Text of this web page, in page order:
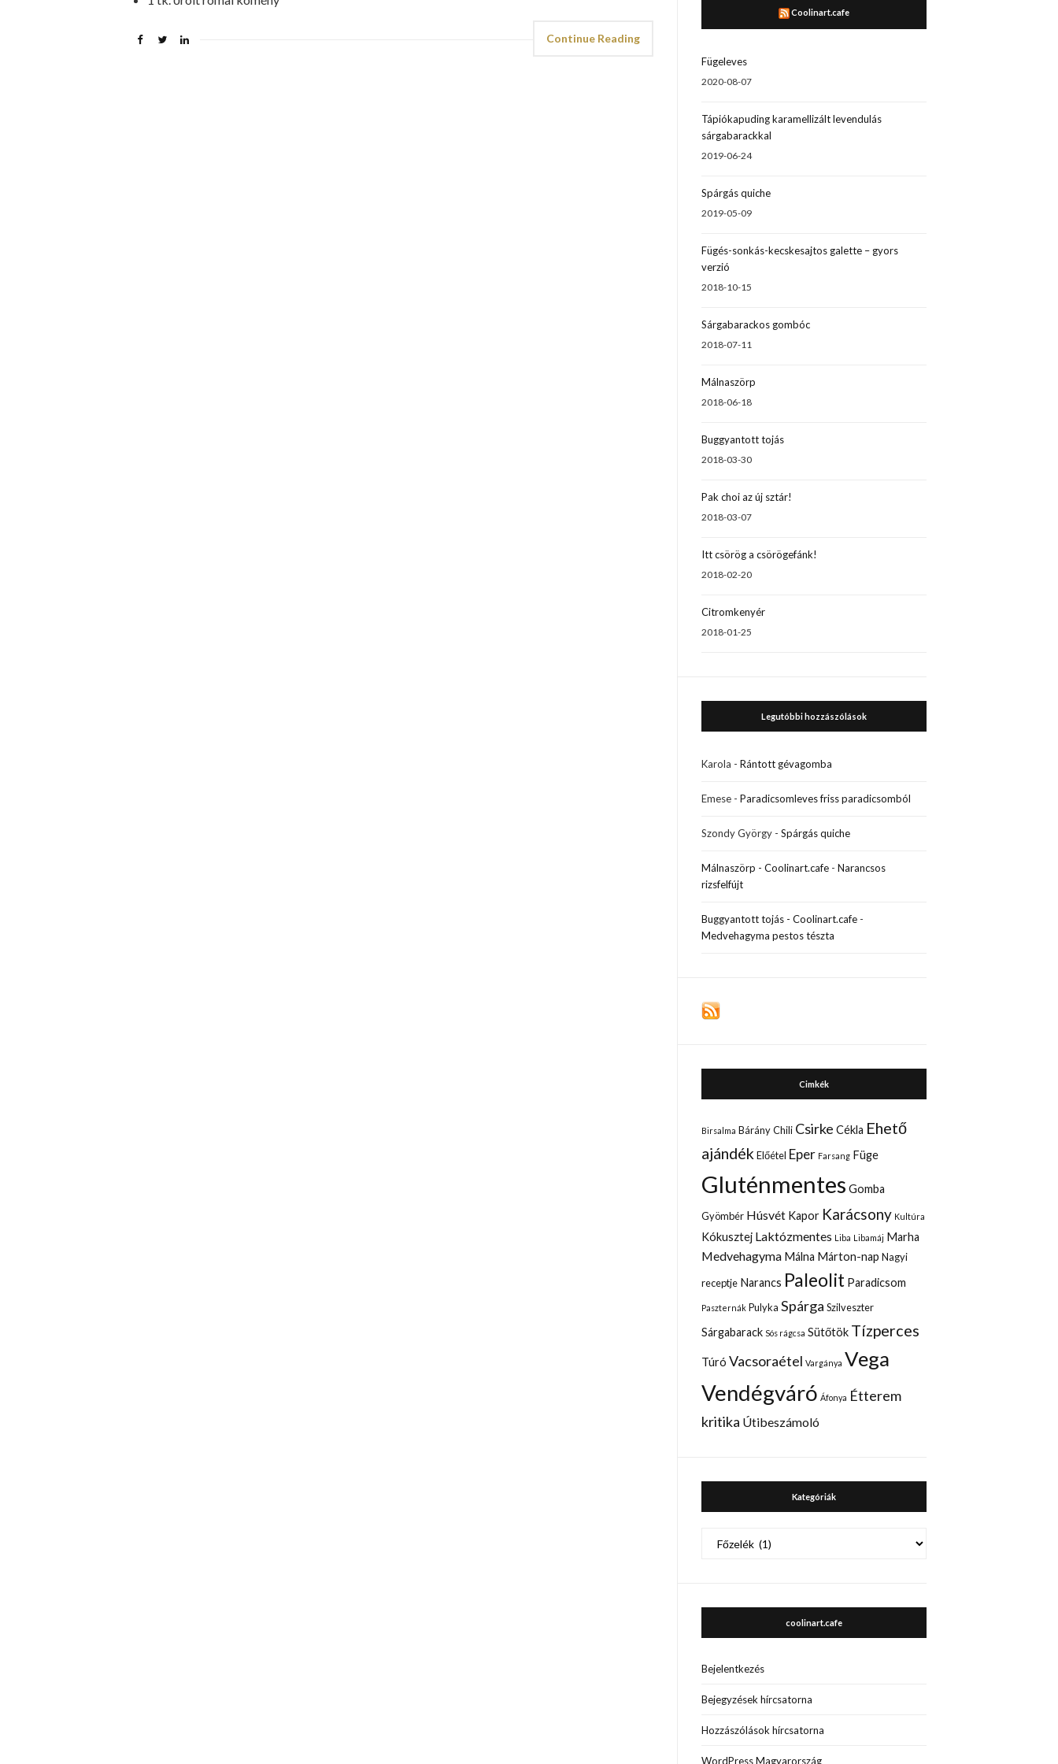
Continue Reading
Coolinart.cafe
Fügeleves
2020-08-07
Tápiókapuding karamellizált levendulás
sárgabarackkal
2019-06-24
Spárgás quiche
2019-05-09
Fügés-sonkás-kecskesajtos galette – gyors
verzió
2018-10-15
Sárgabarackos gombóc
2018-07-11
Málnaszörp
2018-06-18
Buggyantott tojás
2018-03-30
Pak choi az új sztár!
2018-03-07
Itt csörög a csörögefánk!
2018-02-20
Citromkenyér
2018-01-25
Legutóbbi hozzászólások
Karola -Rántott gévagomba
Emese -Paradicsomleves friss paradicsomból
Szondy György -Spárgás quiche
Málnaszörp - Coolinart.cafe -Narancsos
rizsfelfújt
Buggyantott tojás - Coolinart.cafe -
Medvehagyma pestos tészta
Cimkék
Birsalma Bárány Chili Csirke Cékla Ehető
ajándék Előétel Eper Farsang Füge
Gluténmentes Gomba
Gyömbér Húsvét Kapor Karácsony Kultúra
Kókusztej Laktózmentes Liba Libamáj Marha
Medvehagyma Málna Márton-nap Nagyi
receptje Narancs Paleolit Paradicsom
Paszternák Pulyka Spárga Szilveszter
Sárgabarack Sós rágcsa Sütőtök Tízperces
Túró Vacsoraétel Vargánya Vega
Vendégváró Áfonya Étterem
kritika Útibeszámoló
Kategóriák
coolinart.cafe
Bejelentkezés
Bejegyzések hírcsatorna
Hozzászólások hírcsatorna
WordPress Magyarország